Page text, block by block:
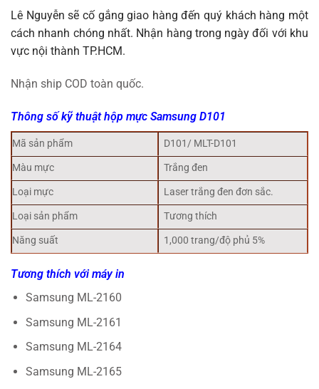
Lê Nguyễn sẽ cố gắng giao hàng đến quý khách hàng một
cách nhanh chóng nhất. Nhận hàng trong ngày đối với khu
vực nội thành TP.HCM.
Nhận ship COD toàn quốc.
Thông số kỹ thuật hộp mực Samsung D101
Mã sản phẩm
D101/ MLT-D101
Màu mực
Trắng đen
Loại mực
Laser trắng đen đơn sắc.
Loại sản phẩm
Tương thích
Năng suất
1,000 trang/độ phủ 5%
Tương thích với máy in
Samsung ML-2160
Samsung ML-2161
Samsung ML-2164
Samsung ML-2165